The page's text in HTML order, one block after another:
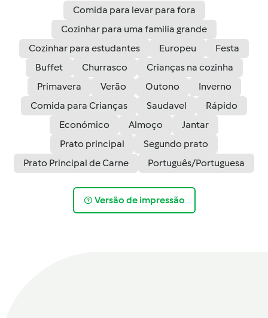
Comida para levar para fora
Cozinhar para uma familia grande
Cozinhar para estudantes
Europeu
Festa
Buffet
Churrasco
Crianças na cozinha
Primavera
Verão Outono
Inverno
Comida para Crianças
Saudavel
Rápido
Económico
Almoço
Jantar
Prato principal
Segundo prato
Prato Principal de Carne
Português/Portuguesa
Versão de impressão